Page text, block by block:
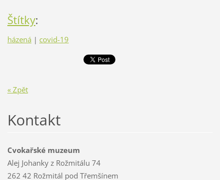
Štítky:
házená | covid-19
« Zpět
Kontakt
Cvokařské muzeum
Alej Johanky z Rožmitálu 74
262 42 Rožmitál pod Třemšínem